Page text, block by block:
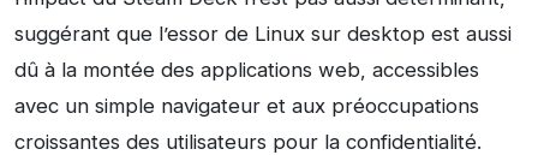
suggérant que l’essor de Linux sur desktop est aussi
dû à la montée des applications web, accessibles
avec un simple navigateur et aux préoccupations
croissantes des utilisateurs pour la confidentialité.